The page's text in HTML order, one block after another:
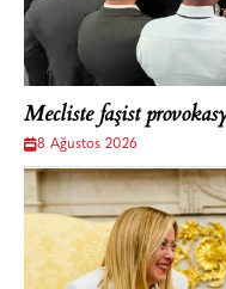
Mecliste faşist
8 Ağustos 2026